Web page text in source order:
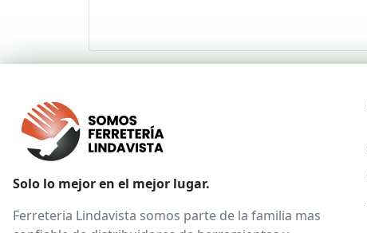
Solo lo mejor en el mejor lugar.
Ferreteria Lindavista somos parte de la familia mas